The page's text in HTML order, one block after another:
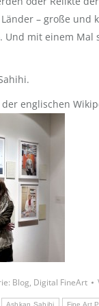
– große
Und mit einem
englischen
Blog, Digital FineArt
Ashkan Sahihi Fine Art